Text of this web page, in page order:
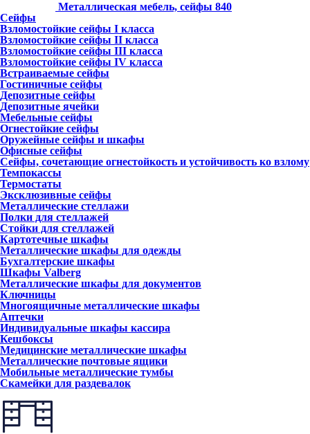
Металлическая мебель, сейфы 840
Сейфы
Взломостойкие сейфы I класса
Взломостойкие сейфы II класса
Взломостойкие сейфы III класса
Взломостойкие сейфы IV класса
Встраиваемые сейфы
Гостиничные сейфы
Депозитные сейфы
Депозитные ячейки
Мебельные сейфы
Огнестойкие сейфы
Оружейные сейфы и шкафы
Офисные сейфы
Сейфы, сочетающие огнестойкость и устойчивость ко взлому
Темпокассы
Термостаты
Эксклюзивные сейфы
Металлические стеллажи
Полки для стеллажей
Стойки для стеллажей
Картотечные шкафы
Металлические шкафы для одежды
Бухгалтерские шкафы
Шкафы Valberg
Металлические шкафы для документов
Ключницы
Многоящичные металлические шкафы
Аптечки
Индивидуальные шкафы кассира
Кешбоксы
Медицинские металлические шкафы
Металлические почтовые ящики
Мобильные металлические тумбы
Скамейки для раздевалок